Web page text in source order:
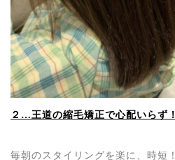
２…王道の縮毛矯正で心配いらず！
毎朝のスタイリングを楽に、時短！